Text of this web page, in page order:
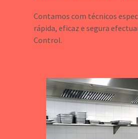
Contamos com técnicos
rápida, eficaz e segura
Control.